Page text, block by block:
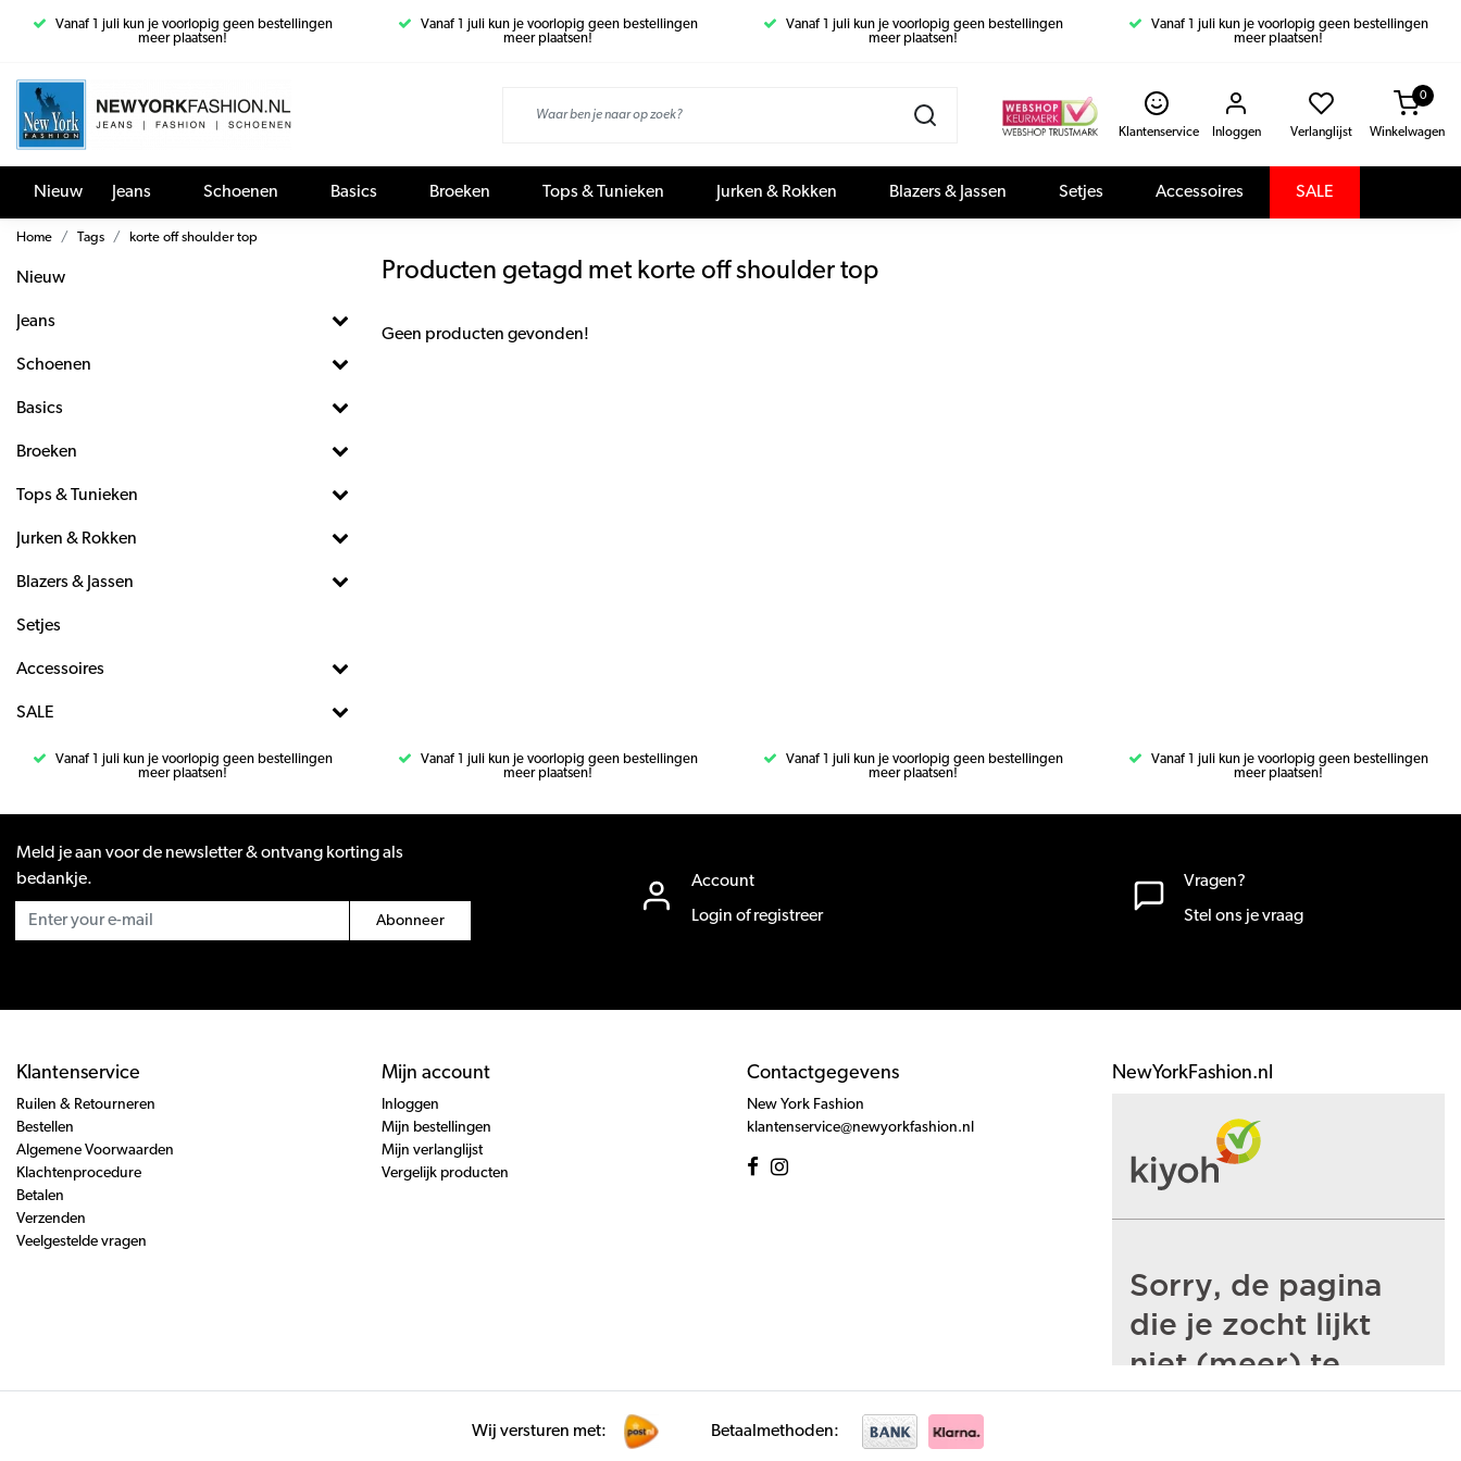
Vanaf 1 juli kun je voorlopig geen bestellingen
meer plaatsen!
Vanaf 1 juli kun je voorlopig geen bestellingen
meer plaatsen!
Vanaf 1 juli kun je voorlopig geen bestellingen
meer plaatsen!
Vanaf 1 juli kun je voorlopig geen bestellingen
meer plaatsen!
Klantenservice Inloggen Verlanglijst Winkelwagen
0
Nieuw Jeans Schoenen Basics Broeken Tops & Tunieken Jurken & Rokken Blazers & Jassen Setjes Accessoires SALE
Home Tags korte off shoulder top
Nieuw
Jeans
Schoenen
Basics
Broeken
Tops & Tunieken
Jurken & Rokken
Blazers & Jassen
Setjes
Accessoires
SALE
Producten getagd met korte off shoulder top
Geen producten gevonden!
Vanaf 1 juli kun je voorlopig geen bestellingen
meer plaatsen!
Vanaf 1 juli kun je voorlopig geen bestellingen
meer plaatsen!
Vanaf 1 juli kun je voorlopig geen bestellingen
meer plaatsen!
Vanaf 1 juli kun je voorlopig geen bestellingen
meer plaatsen!
Meld je aan voor de newsletter & ontvang korting als
bedankje.
Abonneer
Account
Login of registreer
Vragen?
Stel ons je vraag
Klantenservice
Ruilen & Retourneren
Bestellen
Algemene Voorwaarden
Klachtenprocedure
Betalen
Verzenden
Veelgestelde vragen
Mijn account
Inloggen
Mijn bestellingen
Mijn verlanglijst
Vergelijk producten
Contactgegevens
New York Fashion
klantenservice@newyorkfashion.nl
NewYorkFashion.nl
Wij versturen met: Betaalmethoden: